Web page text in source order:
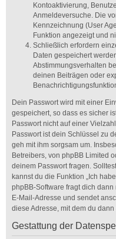
Kontoaktivierung,
Anmeldeversuche. Die
Kennzeichnung (User
Funktion angezeigt und
Schließlich erfordern
Daten gespeichert
Abstimmungsverhalten
deinen Beiträgen oder
Dein Passwort wird mit einer
gespeichert, so dass es sicher
Passwort nicht auf einer
Passwort ist dein Schlüssel zu
geh mit ihm sorgsam um.
Betreibers, von phpBB Limited
deinem Passwort fragen.
kannst du die Funktion „Ich
phpBB-Software fragt dich
E-Mail-Adresse und sendet
diese Adresse, mit dem du
Gestattung der